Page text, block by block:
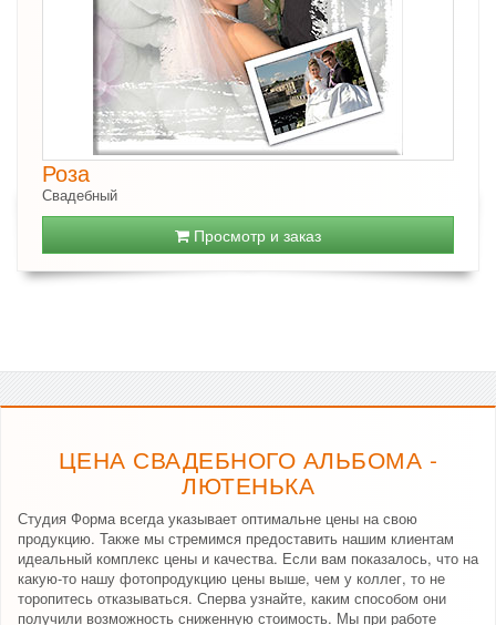
Роза
Свадебный
Просмотр и заказ
ЦЕНА СВАДЕБНОГО АЛЬБОМА -
ЛЮТЕНЬКА
Студия Форма всегда указывает оптимальне цены на свою
продукцию. Также мы стремимся предоставить нашим клиентам
идеальный комплекс цены и качества. Если вам показалось, что на
какую-то нашу фотопродукцию цены выше, чем у коллег, то не
торопитесь отказываться. Сперва узнайте, каким способом они
получили возможность сниженную стоимость. Мы при работе